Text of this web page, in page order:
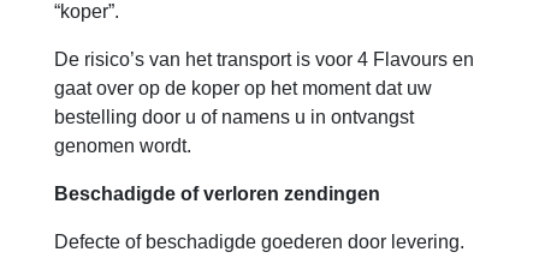
“koper”.
De risico’s van het transport is voor 4 Flavours en
gaat over op de koper op het moment dat uw
bestelling door u of namens u in ontvangst
genomen wordt.
Beschadigde of verloren zendingen
Defecte of beschadigde goederen door levering.